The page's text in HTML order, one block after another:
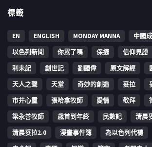
標籤
EN ENGLISH MONDAY MANNA 中國
以色列新聞
你累了嗎 保捷 信仰見證
利未記
創世記 劉國偉 原文解經
天人之聲
天堂 奇妙的創造 妥拉
市井心靈
張哈拿牧師 愛情 敬拜
梁永善牧師
歳首到年終 民數記
清晨
清晨妥拉2.0
漫畫事件簿 為以色列代禱